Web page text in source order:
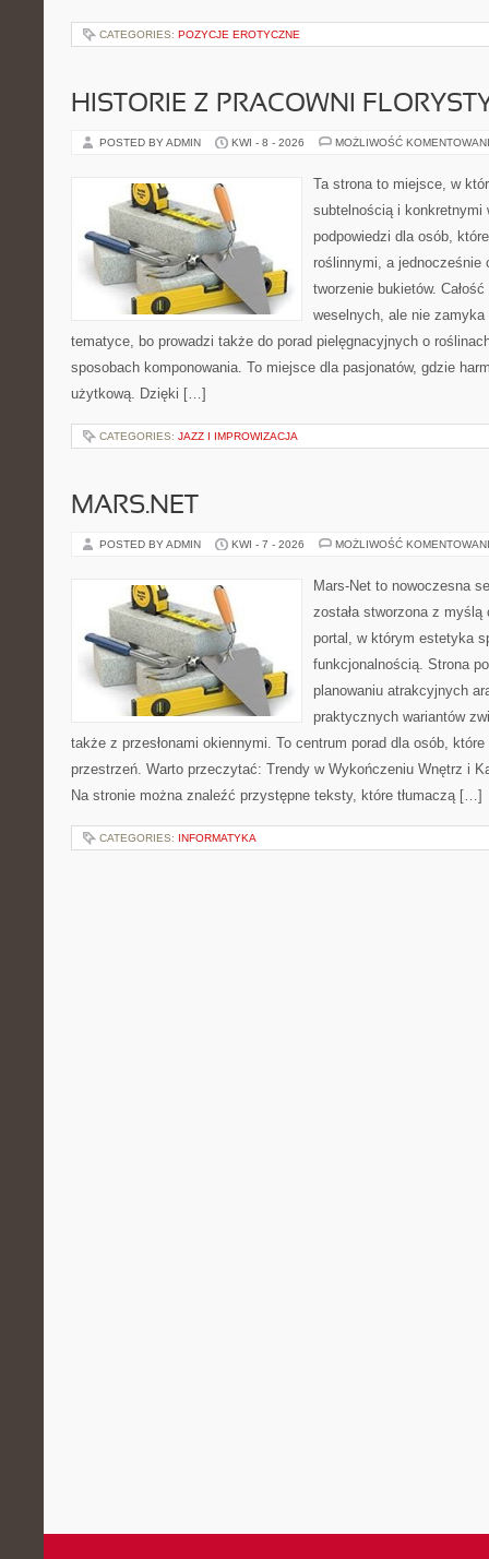
CATEGORIES: POZYCJE EROTYCZNE
HISTORIE Z PRACOWNI
POSTED BY ADMIN KWI - 8 - 2026 MOŻLIWOŚĆ
Ta strona to miejsce, w
subtelnością i konkretnymi
podpowiedzi dla osób,
roślinnymi, a jednocześnie
tworzenie bukietów.
weselnych, ale nie zamyka
tematyce, bo prowadzi także do porad pielęgnacyjnych o
sposobach komponowania. To miejsce dla pasjonatów, gdzie
użytkową. Dzięki […]
CATEGORIES: JAZZ I IMPROWIZACJA
MARS.NET
POSTED BY ADMIN KWI - 7 - 2026 MOŻLIWOŚĆ
Mars-Net to nowoczesna
została stworzona z
portal, w którym estetyka
funkcjonalnością. Strona
planowaniu atrakcyjnych
praktycznych wariantów
także z przesłonami okiennymi. To centrum porad dla osób,
przestrzeń. Warto przeczytać: Trendy w Wykończeniu Wnętrz i
Na stronie można znaleźć przystępne teksty, które tłumaczą […]
CATEGORIES: INFORMATYKA